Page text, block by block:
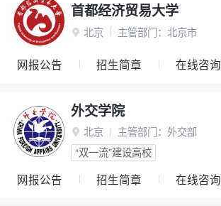
首都经济贸易大学
 北京 主管部门： 北京市
网报公告 招生简章 在线咨询
外交学院
 北京 主管部门： 外交部
“双一流”建设高校
网报公告 招生简章 在线咨询